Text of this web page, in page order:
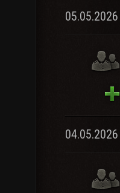
05.05.2026
04.05.2026